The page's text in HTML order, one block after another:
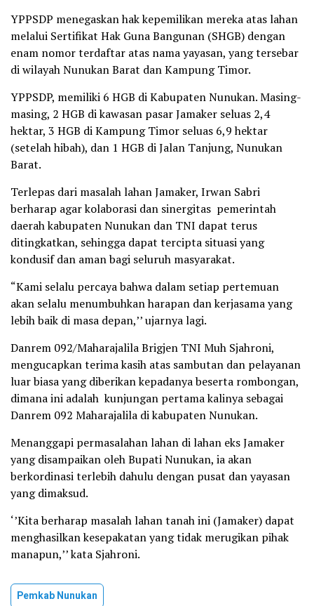
YPPSDP menegaskan hak kepemilikan mereka atas lahan
melalui Sertifikat Hak Guna Bangunan (SHGB) dengan
enam nomor terdaftar atas nama yayasan, yang tersebar
di wilayah Nunukan Barat dan Kampung Timor.
YPPSDP, memiliki 6 HGB di Kabupaten Nunukan. Masing-
masing, 2 HGB di kawasan pasar Jamaker seluas 2,4
hektar, 3 HGB di Kampung Timor seluas 6,9 hektar
(setelah hibah), dan 1 HGB di Jalan Tanjung, Nunukan
Barat.
Terlepas dari masalah lahan Jamaker, Irwan Sabri
berharap agar kolaborasi dan sinergitas pemerintah
daerah kabupaten Nunukan dan TNI dapat terus
ditingkatkan, sehingga dapat tercipta situasi yang
kondusif dan aman bagi seluruh masyarakat.
“Kami selalu percaya bahwa dalam setiap pertemuan
akan selalu menumbuhkan harapan dan kerjasama yang
lebih baik di masa depan,’’ ujarnya lagi.
Danrem 092/Maharajalila Brigjen TNI Muh Sjahroni,
mengucapkan terima kasih atas sambutan dan pelayanan
luar biasa yang diberikan kepadanya beserta rombongan,
dimana ini adalah kunjungan pertama kalinya sebagai
Danrem 092 Maharajalila di kabupaten Nunukan.
Menanggapi permasalahan lahan di lahan eks Jamaker
yang disampaikan oleh Bupati Nunukan, ia akan
berkordinasi terlebih dahulu dengan pusat dan yayasan
yang dimaksud.
‘’Kita berharap masalah lahan tanah ini (Jamaker) dapat
menghasilkan kesepakatan yang tidak merugikan pihak
manapun,’’ kata Sjahroni.
Pemkab Nunukan